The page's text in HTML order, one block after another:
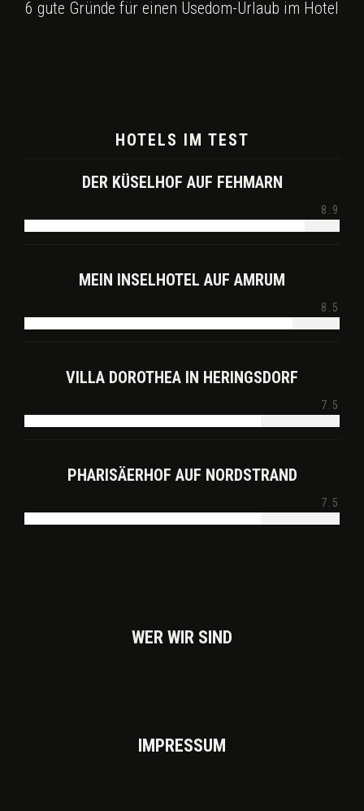
6 gute Gründe für einen Usedom-Urlaub im Hotel
HOTELS IM TEST
DER KÜSELHOF AUF FEHMARN
8.9
MEIN INSELHOTEL AUF AMRUM
8.5
VILLA DOROTHEA IN HERINGSDORF
7.5
PHARISÄERHOF AUF NORDSTRAND
7.5
WER WIR SIND
IMPRES­SUM